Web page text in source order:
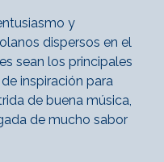
y
dispersos en el
sean los principales
inspiración para
de buena música,
de mucho sabor